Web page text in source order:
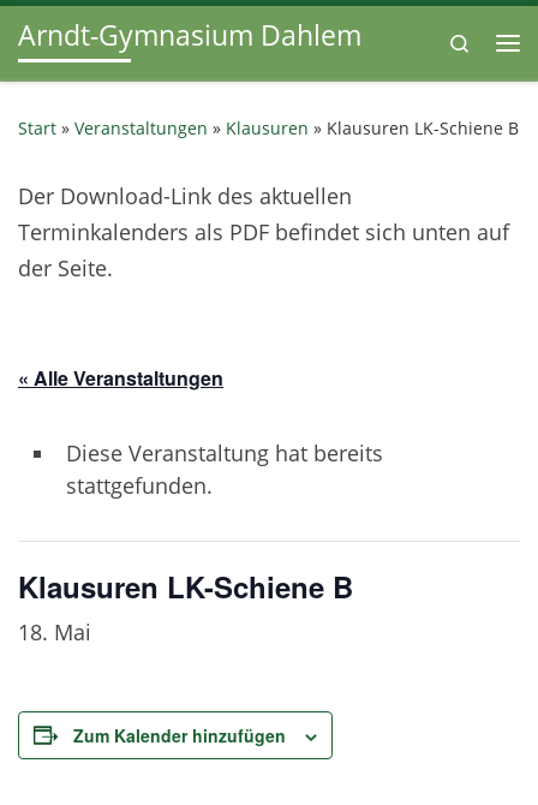
Zum Inhalt springen
Arndt-Gymnasium Dahlem
Search
Start » Veranstaltungen » Klausuren » Klausuren LK-Schiene B
Der Download-Link des aktuellen
Terminkalenders als PDF befindet sich unten auf
der Seite.
« Alle Veranstaltungen
Diese Veranstaltung hat bereits
stattgefunden.
Klausuren LK-Schiene B
18. Mai
Zum Kalender hinzufügen